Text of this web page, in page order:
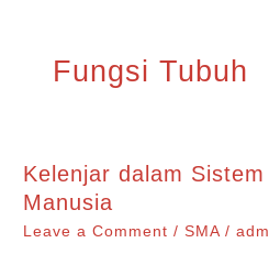
Fungsi Tubuh
Kelenjar dalam
Manusia
Leave a Comment /SMA/